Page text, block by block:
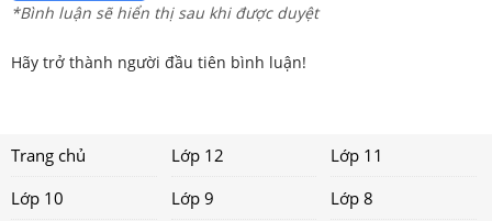
*Bình luận sẽ hiển thị sau khi được duyệt
Hãy trở thành người đầu tiên bình luận!
Trang chủ Lớp 12
Lớp 11
Lớp 10
Lớp 9
Lớp 8